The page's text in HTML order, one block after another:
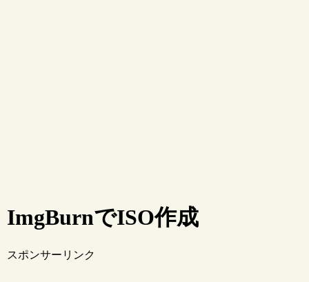
ImgBurnでISO作成
スポンサーリンク